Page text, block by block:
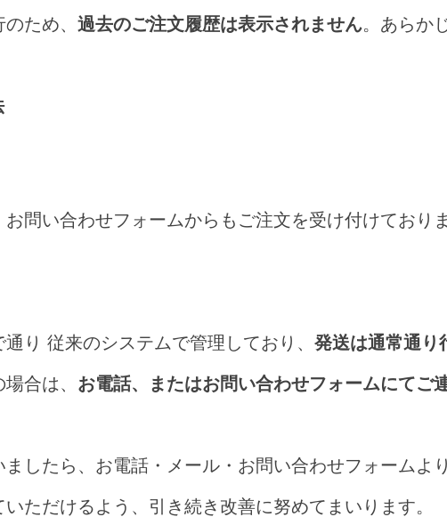
ため、 過去のご注文履歴は表示されません。あらか
問い合わせフォームからもご注文を受け付けておりま
り 従来のシステムで管理しており、 発送は通常通り
合は、 お電話、またはお問い合わせフォームにてご
したら、お電話・メール・お問い合わせフォームよ
ただけるよう、引き続き改善に努めてまいります。